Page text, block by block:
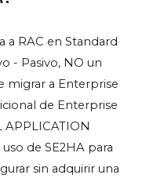
a RAC en Standard
- Pasivo, NO un
migrar a Enterprise
de Enterprise
APPLICATION
de SE2HA para
sin adquirir una